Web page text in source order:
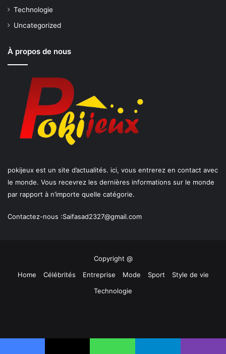
Technologie
Uncategorized
À propos de nous
pokijeux est un site d’actualités. ici, vous entrerez en contact avec
le monde. Vous recevrez les dernières informations sur le monde
par rapport à n’importe quelle catégorie.
Contactez-nous :Saifasad2327@gmail.com
Copyright @
Home
Célébrités Entreprise Mode Sport
Style de vie
Technologie